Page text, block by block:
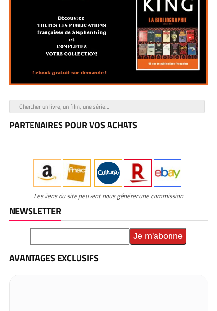
PARTENAIRES POUR VOS ACHATS
Les liens du site peuvent nous générer une commission
NEWSLETTER
AVANTAGES EXCLUSIFS